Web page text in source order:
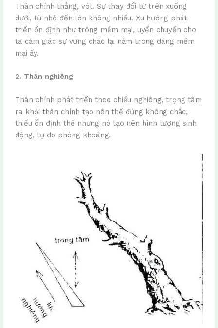
Thân chính thẳng, vót. Sự thay đổi từ trên xuống
dưới, từ nhỏ đến lớn không nhiều. Xu hướng phát
triển ổn định như trông mềm mại, uyển chuyển cho
ta cảm giác sự vững chắc lại nằm trong dáng mềm
mại ấy.
2. Thân nghiêng
Thân chính phát triển theo chiều nghiêng, trọng tâm
ra khỏi thân chính tạo nên thế đứng không chắc,
thiếu ổn định thế nhưng nó tạo nên hình tượng sinh
động, tự do phóng khoáng.